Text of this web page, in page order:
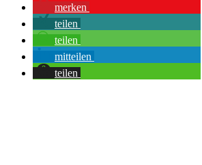
merken
teilen
teilen
mitteilen
teilen